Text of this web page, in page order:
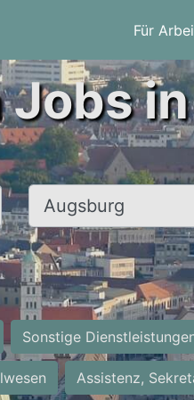
Für
Jobs
Ort, Stadt
Sonstige
Assistenz,